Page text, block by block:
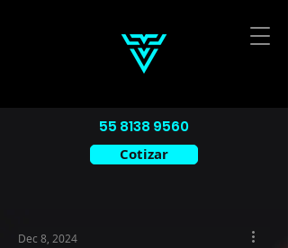
Cotizar
55 8138 9560
Dec 8, 2024